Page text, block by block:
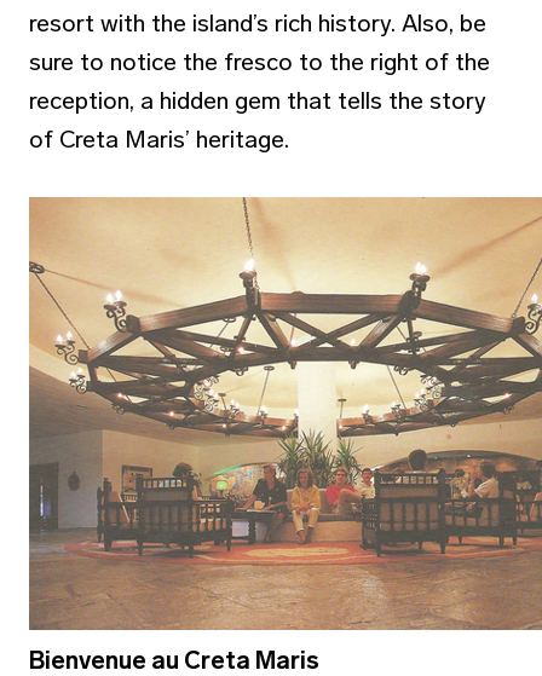
resort with the island’s rich history. Also, be
sure to notice the fresco to the right of the
reception, a hidden gem that tells the story
of Creta Maris’ heritage.
Bienvenue au Creta Maris